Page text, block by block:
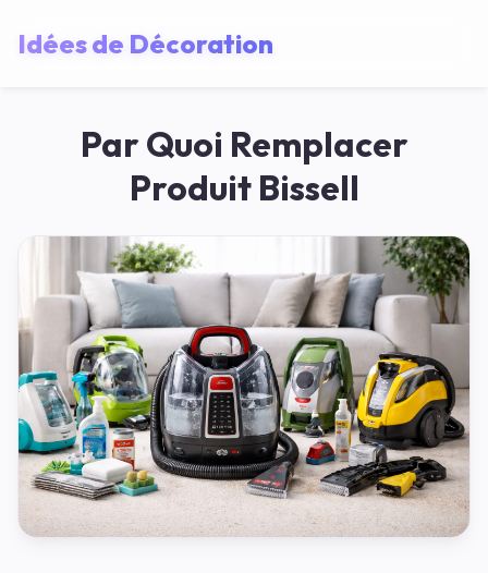
Idées de Décoration
Par Quoi Remplacer
Produit Bissell